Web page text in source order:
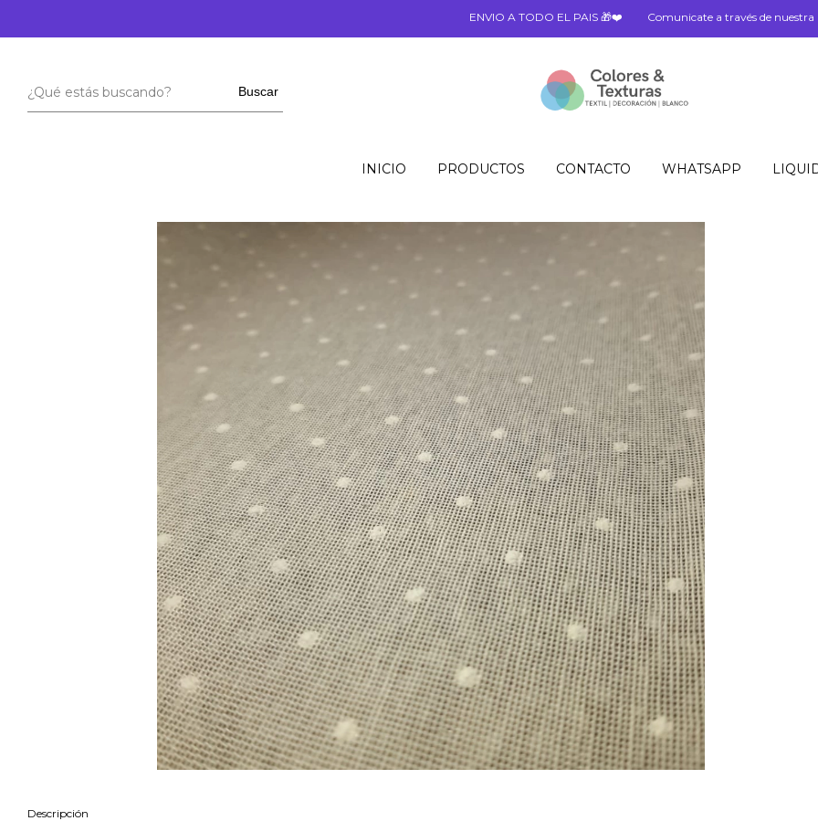
ENVIO A TODO EL PAIS 🎁❤️ Comunicate a través de nuestra línea de
Buscar
INICIO PRODUCTOS CONTACTO WHATSAPP
Descripción